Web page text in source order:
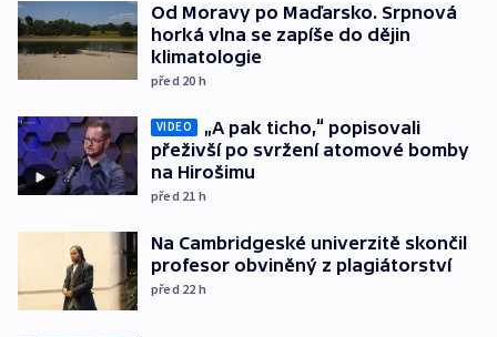
Od Moravy po Maďarsko. Srpnová
horká vlna se zapíše do dějin
klimatologie
před 20 h
VIDEO
„A pak ticho,“ popisovali
přeživší po svržení atomové bomby
na Hirošimu
před 21 h
Na Cambridgeské univerzitě skončil
profesor obviněný z plagiátorství
před 22 h